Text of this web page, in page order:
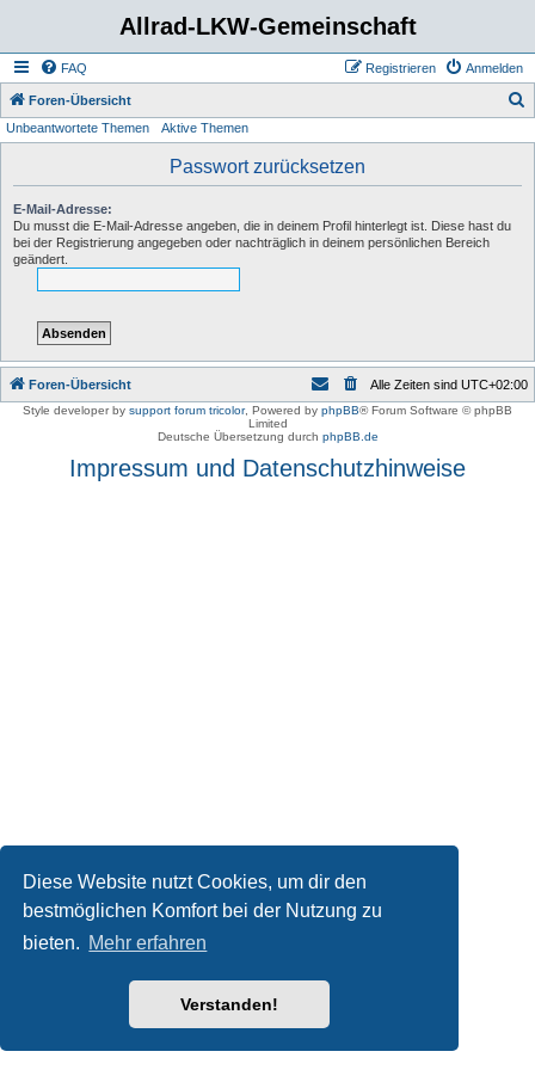
Diese Website nutzt Cookies, um dir den
bestmöglichen Komfort bei der Nutzung zu
bieten. Mehr erfahren
Verstanden!
Allrad-LKW-Gemeinschaft
FAQ Anmelden
Registrieren
Foren-Übersicht
Unbeantwortete Themen Aktive Themen
Passwort zurücksetzen
E-Mail-Adresse:
Du musst die E-Mail-Adresse angeben, die in deinem Profil hinterlegt ist. Diese hast du
bei der Registrierung angegeben oder nachträglich in deinem persönlichen Bereich
geändert.
Foren-Übersicht Alle Zeiten sind UTC+02:00
Style developer by support forum tricolor, Powered by phpBB® Forum Software © phpBB
Limited
Deutsche Übersetzung durch phpBB.de
Impressum und Datenschutzhinweise